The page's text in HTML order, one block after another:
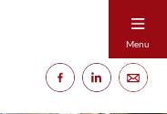
Menu